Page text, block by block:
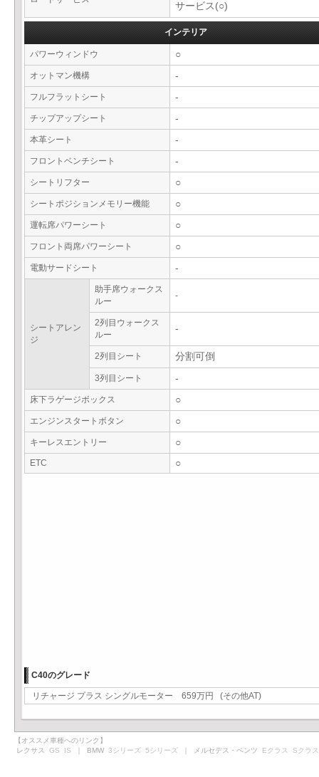
サービス(○)
インテリア
パワーウィンドウ ○
オットマン機構 -
フルフラットシート -
チップアップシート -
本革シート -
フロントベンチシート -
シートリフター ○
シートポジションメモリー機能 ○
運転席パワーシート ○
フロント両席パワーシート ○
電動サードシート -
シートアレン
ジ
助手席ウォークス
ルー
-
2列目ウォークス
ルー
-
2列目シート 分割可倒
3列目シート -
床下ラゲージボックス ○
エンジンスタートボタン ○
キーレスエントリー ○
ETC ○
C40のグレード
リチャージ プラス シングルモーター 659万円 (その他AT)
【オススメ車種へのリンク】
レクサス GS IS ｜ BMW 3シリーズ 5シリーズ ｜ メルセデス・ベンツ Eクラス Sクラス